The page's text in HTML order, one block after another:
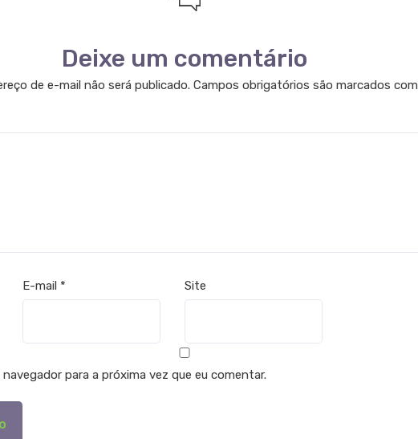
Deixe um comentário
de e-mail não será publicado. Campos obrigatórios são marcados com
E-mail * Site
para a próxima vez que eu comentar.